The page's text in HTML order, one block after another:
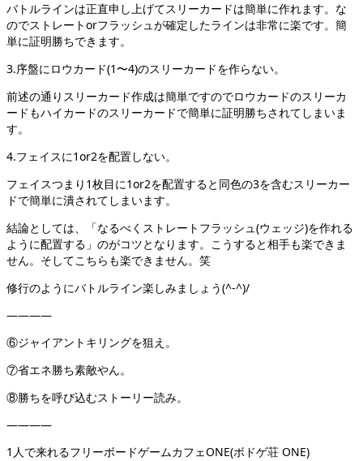
バトルラインは正直申し上げてスリーカードは簡単に作れます。な
のでストレートorフラッシュが確定したラインは非常に楽です。簡
単に証明勝ちできます。
3.序盤にロウカード(1〜4)のスリーカードを作らない。
前述の通りスリーカード作成は簡単ですのでロウカードのスリーカ
ードもハイカードのスリーカードで簡単に証明勝ちされてしまいま
す。
4.フェイスに1or2を配置しない。
フェイスつまり1枚目に1or2を配置すると同色の3を含むスリーカー
ドで簡単に潰されてしまいます。
結論としては、「なるべくストレートフラッシュ(ウェッジ)を作れる
ように配置する」のがコツとなります。こうすると相手も楽できま
せん。そしてこちらも楽できません。笑
修行のようにバトルライン楽しみましょう(^-^)/
————
⑥ジャイアントキリングを狙え。
⑦省エネ勝ち素敵やん。
⑧勝ちを呼び込むストーリー読み。
————
1人で来れるフリーボードゲームカフェONE(ボドゲ荘 ONE)